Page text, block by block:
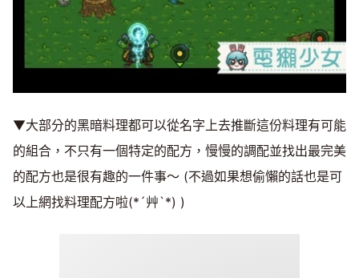
▼大部分的黑暗料理都可以從名字上去推斷這份料理有可能
的組合，不只有一個特定的配方，慢慢的調配並找出最完美
的配方也是很有趣的一件事〜 (不過如果想偷懶的話也是可
以上網找料理配方啦(*´艸`*) )